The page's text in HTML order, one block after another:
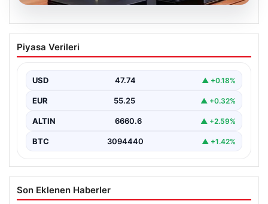
07.08.2026
Ömer Günel’in avukatlarından suç
duyurusu: ‘Soruşturmanın gizliliği ihlal
Piyasa Verileri
USD 47.74 ▲ +0.18%
EUR 55.25 ▲ +0.32%
ALTIN 6660.6 ▲ +2.59%
BTC 3094440 ▲ +1.42%
Son Eklenen Haberler